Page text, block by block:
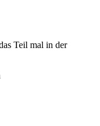
Teil mal in der